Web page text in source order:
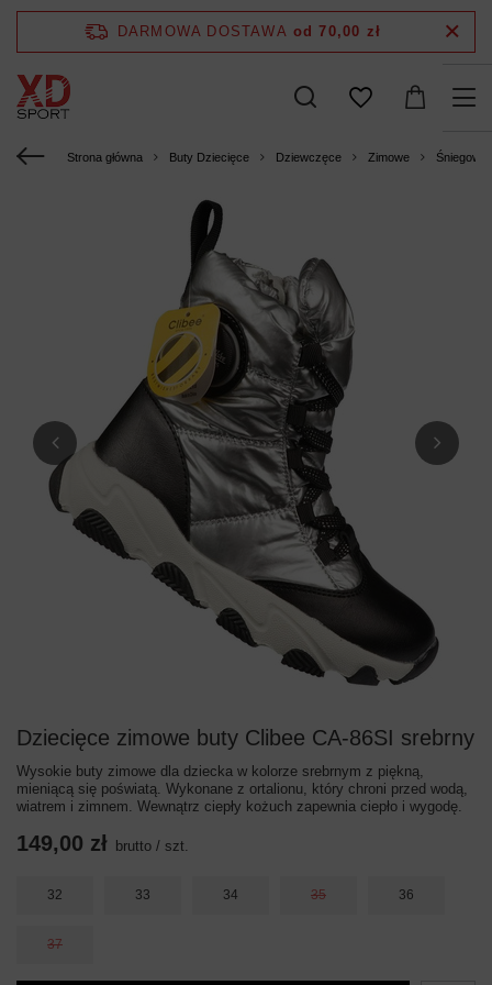
DARMOWA DOSTAWA od 70,00 zł
Strona główna Buty Dziecięce Dziewczęce Zimowe
Dziecięce zimowe buty Clibee CA-86SI srebrny
Wysokie buty zimowe dla dziecka w kolorze srebrnym z piękną,
mieniącą się poświatą. Wykonane z ortalionu, który chroni przed wodą,
wiatrem i zimnem. Wewnątrz ciepły kożuch zapewnia ciepło i wygodę.
149,00 zł brutto / szt.
32 33 34 35 36
37